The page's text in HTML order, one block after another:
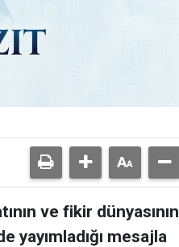
ve fikir dünyasının
yayımladığı mesajla